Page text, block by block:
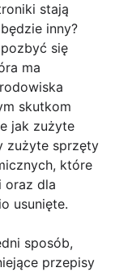
stają
inny?
się
ma
skutkom
jak zużyte
zużyte sprzęty
które
oraz dla
usunięte.
sposób,
przepisy